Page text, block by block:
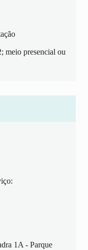
meio presencial ou
1A - Parque